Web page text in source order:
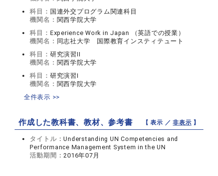
科目： 国連外交プログラム関連科目
機関名： 関西学院大学
科目： Experience Work in Japan （英語での授業）
機関名： 同志社大学 国際教育インスティテュート
科目： 研究演習II
機関名： 関西学院大学
科目： 研究演習I
機関名： 関西学院大学
全件表示 >>
作成した教科書、教材、参考書 【 表示 ／非表示 】
タイトル：Understanding UN Competencies and
Performance Management System in the UN
活動期間：2016年07月